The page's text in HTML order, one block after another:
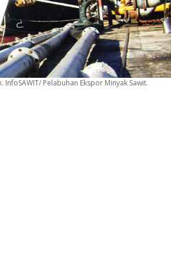
InfoSAWIT/ Pelabuhan Ekspor Minyak Sawit.